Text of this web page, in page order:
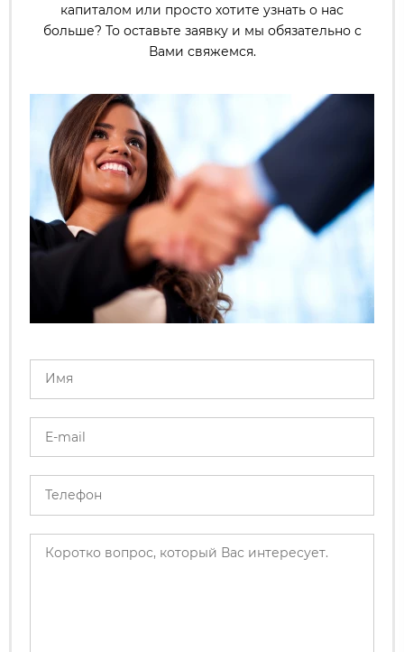
капиталом или просто хотите узнать о нас
больше? То оставьте заявку и мы обязательно с
Вами свяжемся.